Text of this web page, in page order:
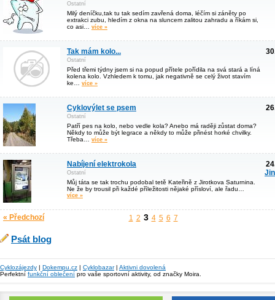
Ostatní
Milý deníčku,tak tu tak sedím zavřená doma, léčím si záněty po
extrakci zubu, hledím z okna na sluncem zalitou zahradu a říkám si,
co asi… více »
Tak mám kolo...
Ostatní
Před třemi týdny jsem si na popud přítele pořídila na svá stará a líná
kolena kolo. Vzhledem k tomu, jak negativně se celý život stavím
ke… více »
Cyklovýlet se psem
Ostatní
Patří pes na kolo, nebo vedle kola? Anebo má raději zůstat doma?
Někdy to může být legrace a někdy to může přinést horké chvilky.
Třeba… více »
Nabíjení elektrokola
Ostatní
Můj táta se tak trochu podobal tetě Kateřině z Jirotkova Saturnina.
Ne že by trousil při každé příležitosti nějaké přísloví, ale řadu…
více »
« Předchozí 1 2 3 4 5 6 7
Psát blog
Cyklozájezdy | Dokempu.cz | Cyklobazar| Aktivni dovolená
Perfektní funkční oblečení pro vaše sportovní aktivity, od značky Moira.